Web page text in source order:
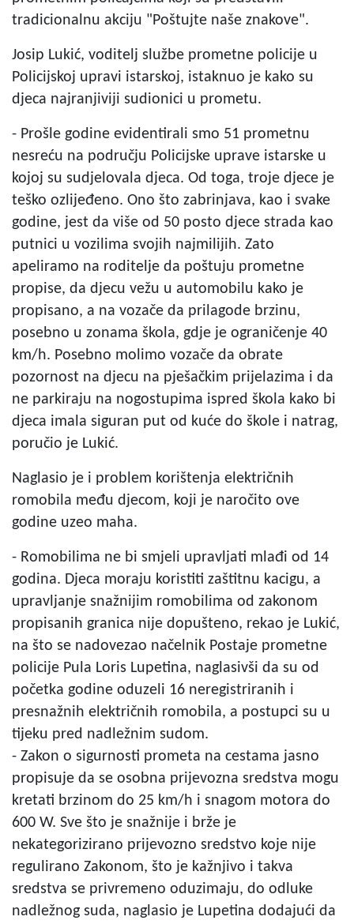
tradicionalnu akciju "Poštujte naše znakove".
Josip Lukić, voditelj službe prometne policije u
Policijskoj upravi istarskoj, istaknuo je kako su
djeca najranjiviji sudionici u prometu.
- Prošle godine evidentirali smo 51 prometnu
nesreću na području Policijske uprave istarske u
kojoj su sudjelovala djeca. Od toga, troje djece je
teško ozlijeđeno. Ono što zabrinjava, kao i svake
godine, jest da više od 50 posto djece strada kao
putnici u vozilima svojih najmilijih. Zato
apeliramo na roditelje da poštuju prometne
propise, da djecu vežu u automobilu kako je
propisano, a na vozače da prilagode brzinu,
posebno u zonama škola, gdje je ograničenje 40
km/h. Posebno molimo vozače da obrate
pozornost na djecu na pješačkim prijelazima i da
ne parkiraju na nogostupima ispred škola kako bi
djeca imala siguran put od kuće do škole i natrag,
poručio je Lukić.
Naglasio je i problem korištenja električnih
romobila među djecom, koji je naročito ove
godine uzeo maha.
- Romobilima ne bi smjeli upravljati mlađi od 14
godina. Djeca moraju koristiti zaštitnu kacigu, a
upravljanje snažnijim romobilima od zakonom
propisanih granica nije dopušteno, rekao je Lukić,
na što se nadovezao načelnik Postaje prometne
policije Pula Loris Lupetina, naglasivši da su od
početka godine oduzeli 16 neregistriranih i
presnažnih električnih romobila, a postupci su u
tijeku pred nadležnim sudom.
- Zakon o sigurnosti prometa na cestama jasno
propisuje da se osobna prijevozna sredstva mogu
kretati brzinom do 25 km/h i snagom motora do
600 W. Sve što je snažnije i brže je
nekategorizirano prijevozno sredstvo koje nije
regulirano Zakonom, što je kažnjivo i takva
sredstva se privremeno oduzimaju, do odluke
nadležnog suda, naglasio je Lupetina dodajući da